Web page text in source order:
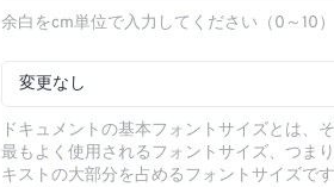
余白をcm単位で入力してください（0～10）
変更なし
ドキュメントの基本フォントサイズとは、
最もよく使用されるフォントサイズ、つま
キストの大部分を占めるフォントサイズで